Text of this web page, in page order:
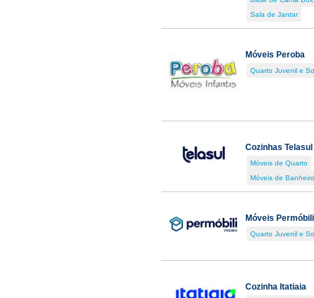
Sala de Jantar
Móveis Peroba
Quarto Juvenil e
Cozinhas Telasul
Móveis de Quarto
Móveis de Banheiro
Móveis Permóbili
Quarto Juvenil e
Cozinha Itatiaia